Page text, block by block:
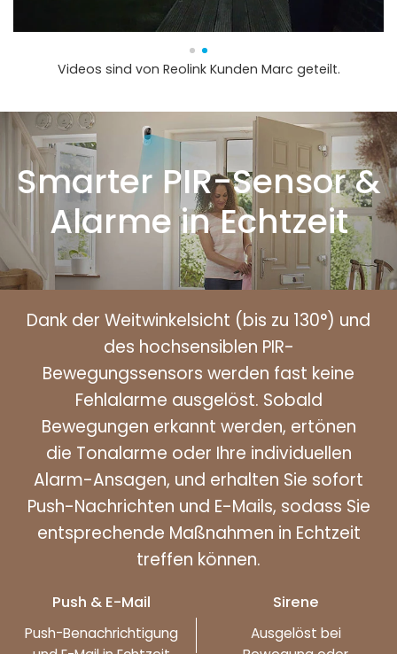
Videos sind von Reolink Kunden Marc geteilt.
Smarter PIR-Sensor &
Alarme in Echtzeit
Dank der Weitwinkelsicht (bis zu 130°) und
des hochsensiblen PIR-
Bewegungssensors werden fast keine
Fehlalarme ausgelöst. Sobald
Bewegungen erkannt werden, ertönen
die Tonalarme oder Ihre individuellen
Alarm-Ansagen, und erhalten Sie sofort
Push-Nachrichten und E-Mails, sodass Sie
entsprechende Maßnahmen in Echtzeit
treffen können.
Push & E-Mail
Push-Benachrichtigung
Sirene
Ausgelöst bei